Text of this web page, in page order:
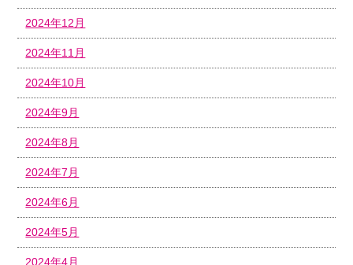
2024年12月
2024年11月
2024年10月
2024年9月
2024年8月
2024年7月
2024年6月
2024年5月
2024年4月